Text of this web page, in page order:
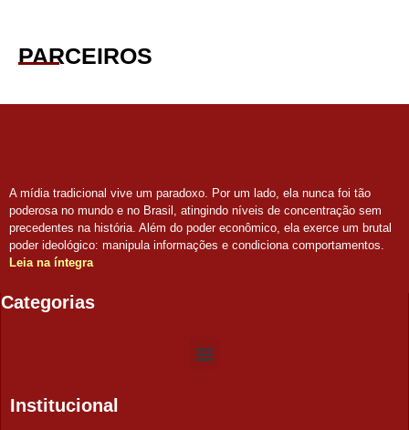
PARCEIROS
A mídia tradicional vive um paradoxo. Por um lado, ela nunca foi tão
poderosa no mundo e no Brasil, atingindo níveis de concentração sem
precedentes na história. Além do poder econômico, ela exerce um brutal
poder ideológico: manipula informações e condiciona comportamentos.
Leia na íntegra
Categorias
Institucional